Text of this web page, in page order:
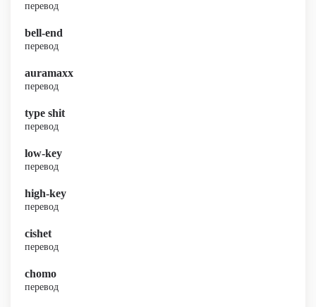
перевод
bell-end
перевод
auramaxx
перевод
type shit
перевод
low-key
перевод
high-key
перевод
cishet
перевод
chomo
перевод